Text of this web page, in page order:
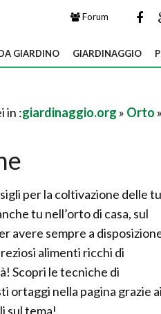
Forum
GIARDINO GIARDINAGGIO
in :giardinaggio.org » Orto »
per la coltivazione delle
tu nell’orto di casa, sul
avere sempre a
alimenti ricchi di
Scopri le tecniche di
ortaggi nella pagina grazie ai
sul tema!